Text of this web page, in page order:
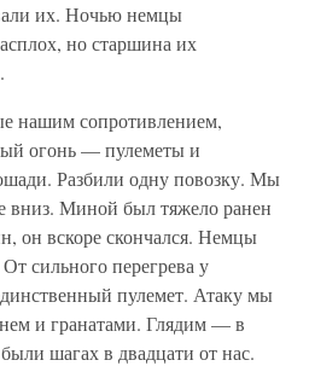
их. Ночью немцы
но старшина их
нашим сопротивлением,
огонь — пулеметы и
Разбили одну повозку. Мы
вниз. Миной был тяжело ранен
он вскоре скончался. Немцы
сильного перегрева у
пулемет. Атаку мы
и гранатами. Глядим — в
шагах в двадцати от нас.